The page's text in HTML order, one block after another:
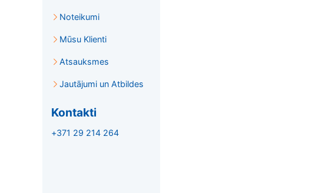
Noteikumi
Mūsu Klienti
Atsauksmes
Jautājumi un Atbildes
Kontakti
+371 29 214 264